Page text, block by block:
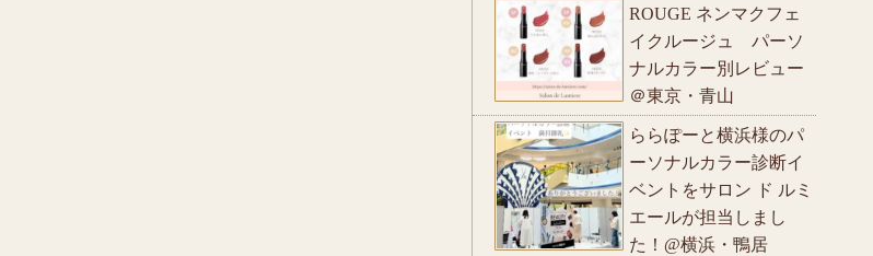
ROUGE ネンマクフェ
イクルージュ パーソ
ナルカラー別レビュー
＠東京・青山
ららぽーと横浜様のパ
ーソナルカラー診断イ
ベントをサロン ド ルミ
エールが担当しまし
た！@横浜・鴨居